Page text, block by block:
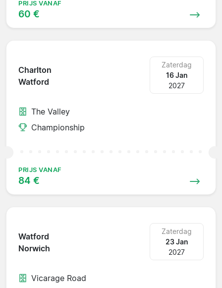
PRIJS VANAF
60 €
Charlton
Watford
Zaterdag
16 Jan
2027
The Valley
Championship
PRIJS VANAF
84 €
Watford
Norwich
Zaterdag
23 Jan
2027
Vicarage Road